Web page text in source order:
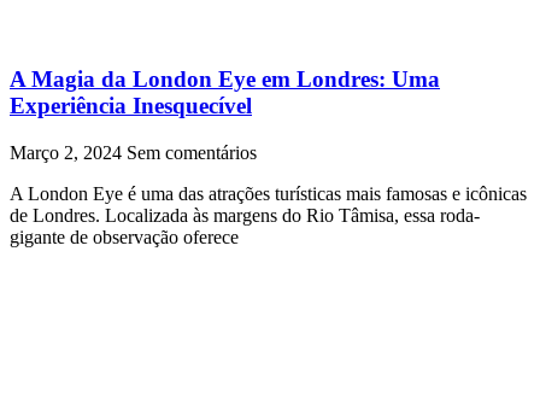
A Magia da London Eye em Londres: Uma
Experiência Inesquecível
Março 2, 2024 Sem comentários
A London Eye é uma das atrações turísticas mais famosas e icônicas
de Londres. Localizada às margens do Rio Tâmisa, essa roda-
gigante de observação oferece